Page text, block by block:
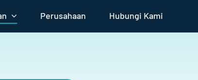
Perusahaan Hubungi Kami